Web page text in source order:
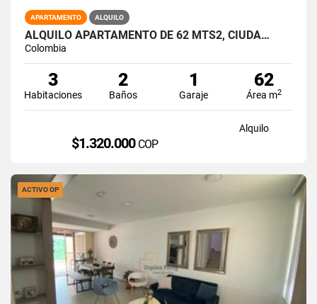
APARTAMENTO ALQUILO
ALQUILO APARTAMENTO DE 62 MTS2, CIUDA…
Colombia
3
Habitaciones
2
Baños
1
Garaje
62
Área m2
Alquilo
$1.320.000 COP
ACTIVO OP